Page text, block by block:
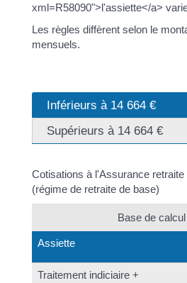
xml=R58090">l'assiette</a>
Les règles diffèrent selon le
mensuels.
Inférieurs à 14 664 €
Supérieurs à 14 664 €
Cotisations à l'Assurance retraite
(régime de retraite de base)
Base de
Assiette
Traitement indiciaire +